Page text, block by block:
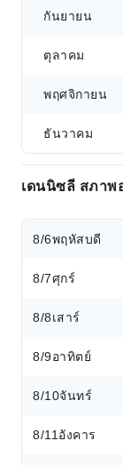
กันยายน
ตุลาคม
พฤศจิกายน
ธันวาคม
เดนนิซลี สภาพ
8/6พฤหัสบดี
8/7ศุกร์
8/8เสาร์
8/9อาทิตย์
8/10จันทร์
8/11 อังคาร